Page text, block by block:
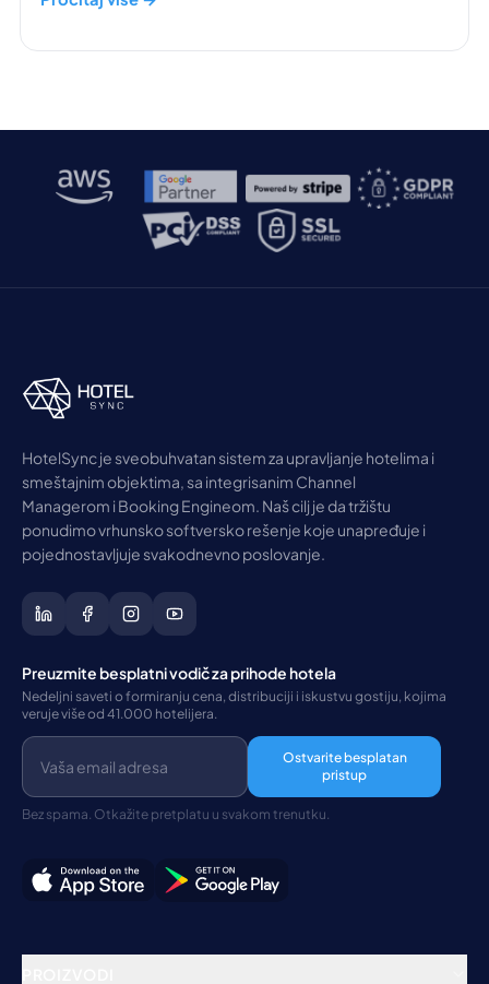
HotelSync je sveobuhvatan sistem za upravljanje hotelima i
smeštajnim objektima, sa integrisanim Channel
Managerom i Booking Engineom. Naš cilj je da tržištu
ponudimo vrhunsko softversko rešenje koje unapređuje i
pojednostavljuje svakodnevno poslovanje.
Preuzmite besplatni vodič za prihode hotela
Nedeljni saveti o formiranju cena, distribuciji i iskustvu gostiju, kojima
veruje više od 41.000 hotelijera.
Ostvarite besplatan
pristup
Bez spama. Otkažite pretplatu u svakom trenutku.